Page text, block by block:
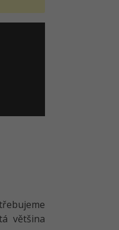
většina